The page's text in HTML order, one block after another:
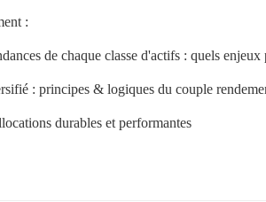
:
de chaque classe d'actifs : quels enjeux
: principes & logiques du couple
durables et performantes